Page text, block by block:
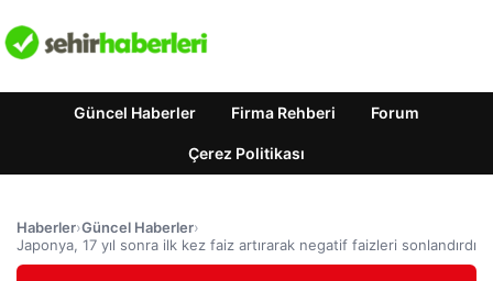
Güncel Haberler Firma Rehberi Forum
Çerez Politikası
Haberler›Güncel Haberler›
Japonya, 17 yıl sonra ilk kez faiz artırarak negatif faizleri sonlandırdı